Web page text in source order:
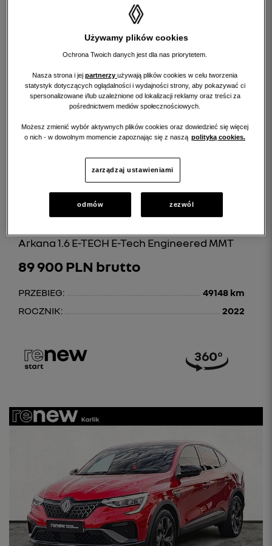
Rata (już od)
1 133 PLN/mc.
RRSO:
10,80 %
szczegóły
RENAULT ARKANA
Arkana 1.6 E-TECH E-Tech Engineered MMT
89 900 PLN brutto
PRZEBIEG:
49148 km
ROCZNIK:
2022
Używamy plików cookies
Ochrona Twoich danych jest dla nas priorytetem.
Nasza strona i jej partnerzy używają plików cookies w celu tworzenia
statystyk dotyczących oglądalności i wydajności strony, aby pokazywać ci
spersonalizowane i/lub uzależnione od lokalizacji reklamy oraz treści za
pośrednictwem mediów społecznościowych.
Możesz zmienić wybór aktywnych plików cookies oraz dowiedzieć się więcej
o nich - w dowolnym momencie zapoznając się z naszą polityką cookies.
zarządzaj ustawieniami
odmów zezwól